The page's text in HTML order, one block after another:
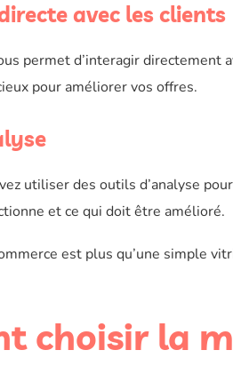
avec les clients
permet d’interagir directement
pour améliorer vos offres.
utiliser des outils d’analyse
et ce qui doit être amélioré.
est plus qu’une simple
choisir la